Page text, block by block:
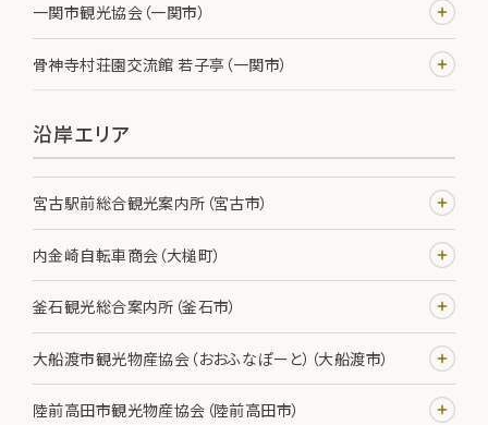
一関市観光協会（一関市）
骨神寺村荘園交流館 若子亭（一関市）
沿岸エリア
宮古駅前総合観光案内所（宮古市）
内金崎自転車商会（大槌町）
釜石観光総合案内所（釜石市）
大船渡市観光物産協会（おおふなぽーと）（大船渡市）
陸前高田市観光物産協会（陸前高田市）